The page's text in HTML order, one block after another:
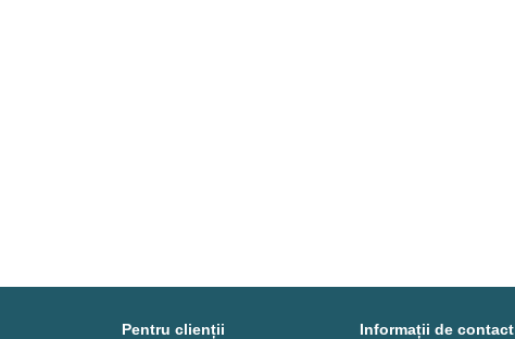
Pentru clienții Informații de contact